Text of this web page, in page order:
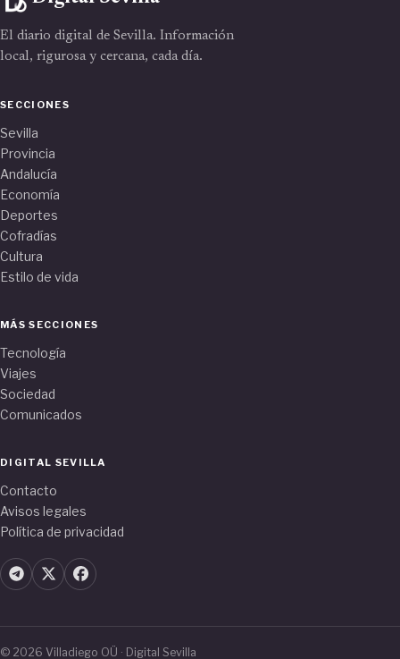
El diario digital de Sevilla. Información
local, rigurosa y cercana, cada día.
SECCIONES
Sevilla
Provincia
Andalucía
Economía
Deportes
Cofradías
Cultura
Estilo de vida
MÁS SECCIONES
Tecnología
Viajes
Sociedad
Comunicados
DIGITAL SEVILLA
Contacto
Avisos legales
Política de privacidad
© 2026 Villadiego OÜ · Digital Sevilla